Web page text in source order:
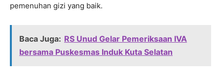
pemenuhan gizi yang baik.
Baca Juga: RS Unud Gelar Pemeriksaan IVA
bersama Puskesmas Induk Kuta Selatan